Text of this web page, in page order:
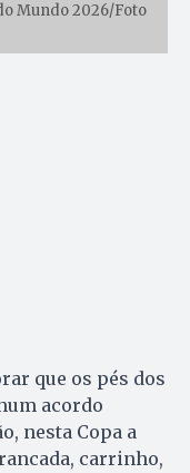
Mundo 2026/Foto
que os pés dos
acordo
nesta Copa a
carrinho,